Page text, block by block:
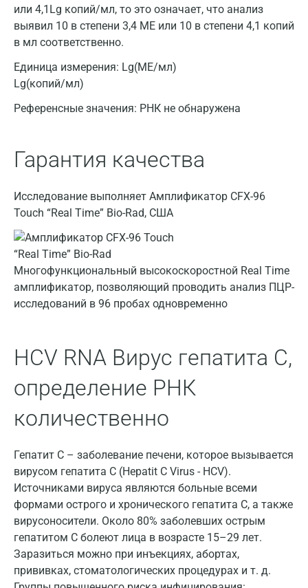
или 4,1Lg копий/мл, то это означает, что анализ
выявил 10 в степени 3,4 МЕ или 10 в степени 4,1 копий
в мл соответственно.
Единица измерения: Lg(МЕ/мл)
Lg(копий/мл)
Референсные значения: РНК не обнаружена
Гарантия качества
Исследование выполняет Амплификатор CFX-96
Touch “Real Time” Bio-Rad, США
Многофункциональный высокоскоростной Real Time
амплификатор, позволяющий проводить анализ ПЦР-
исследований в 96 пробах одновременно
HCV RNA Вирус гепатита С,
определение РНК
количественно
Гепатит С – заболевание печени, которое вызывается
вирусом гепатита С (Hepatit C Virus - HCV).
Источниками вируса являются больные всеми
формами острого и хронического гепатита С, а также
вирусоносители. Около 80% заболевших острым
гепатитом С болеют лица в возрасте 15–29 лет.
Заразиться можно при инъекциях, абортах,
прививках, стоматологических процедурах и т. д.
Москва
Санкт-Петербург
Нижний Новгород
Апрелевка
Армавир
Астрахань
Балашиха
Барнаул
Брянск
Великий Новгород
Видное
Владимир